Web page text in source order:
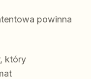
powinna
który